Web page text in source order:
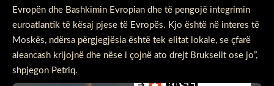
Evropën dhe Bashkimin Evropian dhe të pengojë integrimin
euroatlantik të kësaj pjese të Evropës. Kjo është në interes të
Moskës, ndërsa përgjegjësia është tek elitat lokale, se çfarë
aleancash krijojnë dhe nëse i çojnë ato drejt Brukselit ose jo”,
shpjegon Petriq.